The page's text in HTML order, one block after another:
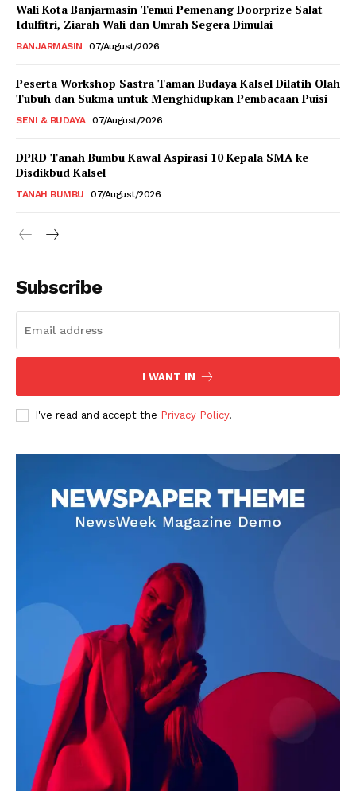
Wali Kota Banjarmasin Temui Pemenang Doorprize Salat
Idulfitri, Ziarah Wali dan Umrah Segera Dimulai
BANJARMASIN 07/August/2026
Peserta Workshop Sastra Taman Budaya Kalsel Dilatih Olah
Tubuh dan Sukma untuk Menghidupkan Pembacaan Puisi
SENI & BUDAYA 07/August/2026
DPRD Tanah Bumbu Kawal Aspirasi 10 Kepala SMA ke
Disdikbud Kalsel
TANAH BUMBU 07/August/2026
Subscribe
I WANT IN
I've read and accept the Privacy Policy.